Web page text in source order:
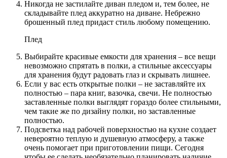
Никогда не застилайте диван пледом и, тем более, не
складывайте плед аккуратно на диване. Небрежно
брошенный плед придаст стиль любому помещению.
Плед
Выбирайте красивые емкости для хранения – все вещи
невозможно спрятать в полки, а стильные аксессуары
для хранения будут радовать глаз и скрывать лишнее.
Если у вас есть открытые полки – не заставляйте их
полностью – пара книг, вазочка, свечи. Не полностью
заставленные полки выглядят гораздо более стильными,
чем такие же по дизайну полки, но заставленные
полностью.
Подсветка над рабочей поверхностью на кухне создает
невероятно теплую и душевную атмосферу, а также
очень помогает при приготовлении пищи. Сегодня